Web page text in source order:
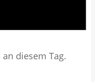
diesem Tag.